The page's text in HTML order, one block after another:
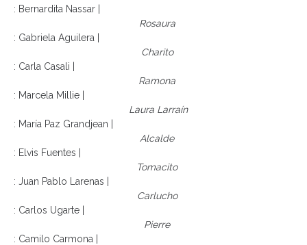
: Bernardita Nassar |
Rosaura
: Gabriela Aguilera |
Charito
: Carla Casali |
Ramona
: Marcela Millie |
Laura Larraín
: María Paz Grandjean |
Alcalde
: Elvis Fuentes |
Tomacito
: Juan Pablo Larenas |
Carlucho
: Carlos Ugarte |
Pierre
: Camilo Carmona |